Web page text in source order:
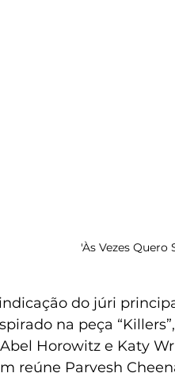
'Às Vezes Quero
do júri
na peça
Horowitz e Katy
reúne Parvesh